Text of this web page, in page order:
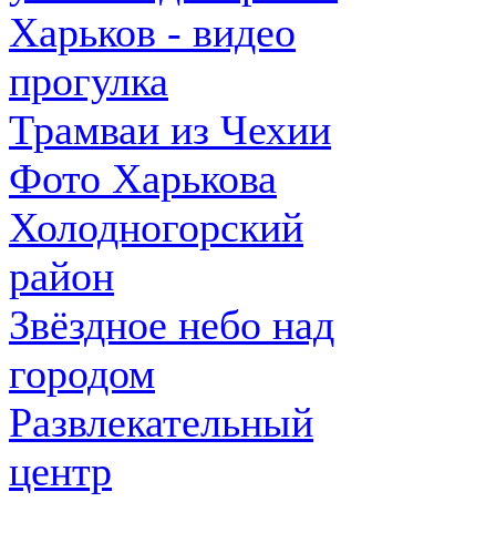
Харьков - видео
прогулка
Трамваи из Чехии
Фото Харькова
Холодногорский
район
Звёздное небо над
городом
Развлекательный
центр